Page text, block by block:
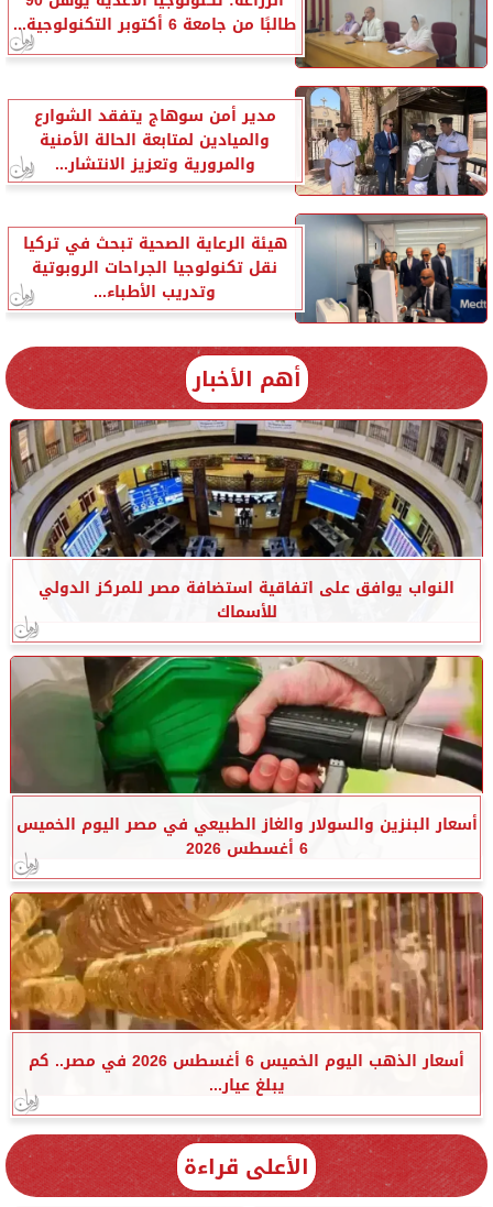
طالبًا من جامعة 6 أكتوبر التكنولوجية...
مدير أمن سوهاج يتفقد الشوارع
والميادين لمتابعة الحالة الأمنية
والمرورية وتعزيز الانتشار...
هيئة الرعاية الصحية تبحث في تركيا
نقل تكنولوجيا الجراحات الروبوتية
وتدريب الأطباء...
أهم الأخبار
النواب يوافق على اتفاقية استضافة مصر للمركز الدولي
للأسماك
أسعار البنزين والسولار والغاز الطبيعي في مصر اليوم الخميس
6 أغسطس 2026
أسعار الذهب اليوم الخميس 6 أغسطس 2026 في مصر.. كم
يبلغ عيار...
الأعلى قراءة